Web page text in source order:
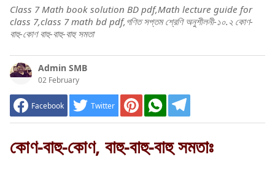
Class 7 Math book solution BD pdf,Math lecture guide for
class 7,class 7 math bd pdf,গণিত সপ্তম শ্রেণি অনুশীলনী-১০.২ কোণ-
বাহু-কোণ বাহু-বাহু-বাহু সমতা
Admin SMB
02 February
Facebook Twitter
কোণ-বাহু-কোণ, বাহু-বাহু-বাহু সমতাঃ